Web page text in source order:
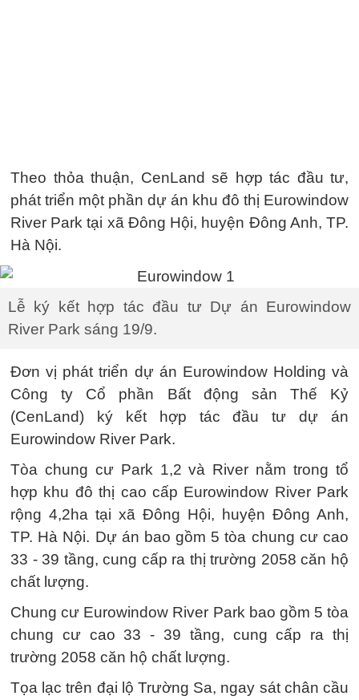
Theo thỏa thuận, CenLand sẽ hợp tác đầu tư,
phát triển một phần dự án khu đô thị Eurowindow
River Park tại xã Đông Hội, huyện Đông Anh, TP.
Hà Nội.
Lễ ký kết hợp tác đầu tư Dự án Eurowindow
River Park sáng 19/9.
Đơn vị phát triển dự án Eurowindow Holding và
Công ty Cổ phần Bất động sản Thế Kỷ
(CenLand) ký kết hợp tác đầu tư dự án
Eurowindow River Park.
Tòa chung cư Park 1,2 và River nằm trong tổ
hợp khu đô thị cao cấp Eurowindow River Park
rộng 4,2ha tại xã Đông Hội, huyện Đông Anh,
TP. Hà Nội. Dự án bao gồm 5 tòa chung cư cao
33 - 39 tầng, cung cấp ra thị trường 2058 căn hộ
chất lượng.
Chung cư Eurowindow River Park bao gồm 5 tòa
chung cư cao 33 - 39 tầng, cung cấp ra thị
trường 2058 căn hộ chất lượng.
Tọa lạc trên đại lộ Trường Sa, ngay sát chân cầu